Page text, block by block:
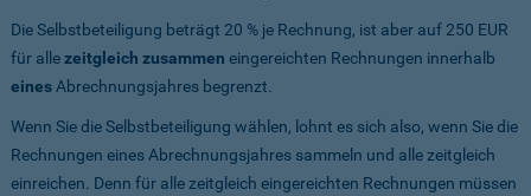
Die Selbstbeteiligung beträgt 20 % je Rechnung, ist aber auf 250 EUR
für allezeitgleich zusammen eingereichten Rechnungen innerhalb
eines Abrechnungsjahres begrenzt.
Wenn Sie die Selbstbeteiligung wählen, lohnt es sich also, wenn Sie die
Rechnungen eines Abrechnungsjahres sammeln und alle zeitgleich
einreichen. Denn für alle zeitgleich eingereichten Rechnungen müssen